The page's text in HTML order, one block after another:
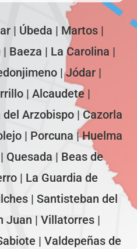
| Úbeda | Martos |
Baeza | La Carolina |
| Jódar |
| Alcaudete |
Arzobispo | Cazorla
| Porcuna | Huelma
Quesada | Beas de
| La Guardia de
| Santisteban del
Juan | Villatorres |
| Valdepeñas de